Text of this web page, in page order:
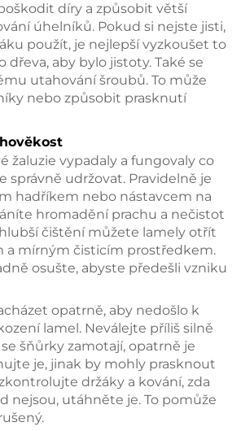
díry a způsobit větší
úhelníků. Pokud si nejste jisti,
použít, je nejlepší vyzkoušet to
dřeva, aby bylo jistoty. Také se
utahování šroubů. To může
nebo způsobit prasknutí
žaluzie vypadaly a fungovaly co
správně udržovat. Pravidelně je
hadříkem nebo nástavcem na
hromadění prachu a nečistot
čištění můžete lamely otřít
a mírným čisticím prostředkem.
osušte, abyste předešli vzniku
opatrně, aby nedošlo k
lamel. Neválejte příliš silně
šňůrky zamotají, opatrně je
je, jinak by mohly prasknout
držáky a kování, zda
nejsou, utáhněte je. To pomůže